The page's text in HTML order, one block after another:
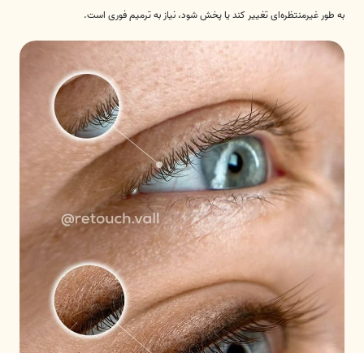
به طور غیرمنتظره‌ای تغییر کند یا پخش شود، نیاز به ترمیم فوری است.